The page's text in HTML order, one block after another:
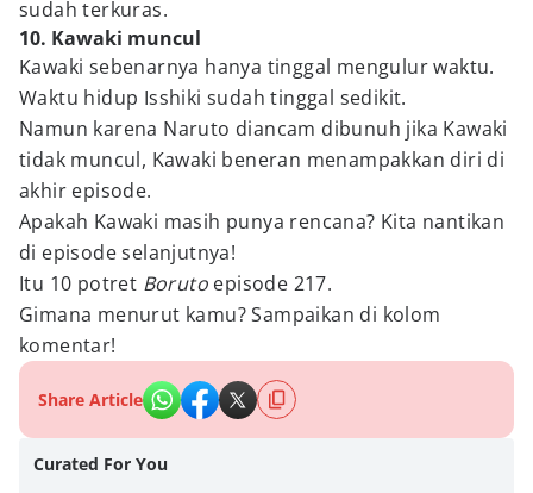
sudah terkuras.
10. Kawaki muncul
Kawaki sebenarnya hanya tinggal mengulur waktu.
Waktu hidup Isshiki sudah tinggal sedikit.
Namun karena Naruto diancam dibunuh jika Kawaki
tidak muncul, Kawaki beneran menampakkan diri di
akhir episode.
Apakah Kawaki masih punya rencana? Kita nantikan
di episode selanjutnya!
Itu 10 potret Boruto episode 217.
Gimana menurut kamu? Sampaikan di kolom
komentar!
Share Article
Curated For You